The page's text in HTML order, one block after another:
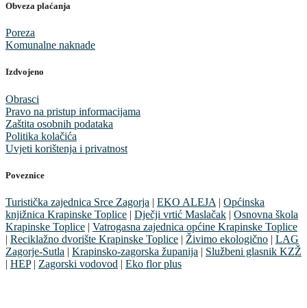
Obveza plaćanja
Poreza
Komunalne naknade
Izdvojeno
Obrasci
Pravo na pristup informacijama
Zaštita osobnih podataka
Politika kolačića
Uvjeti korištenja i privatnost
Poveznice
Turistička zajednica Srce Zagorja | EKO ALEJA | Općinska
knjižnica Krapinske Toplice | Dječji vrtić Maslačak | Osnovna škola
Krapinske Toplice | Vatrogasna zajednica općine Krapinske Toplice
| Reciklažno dvorište Krapinske Toplice | Živimo ekologično | LAG
Zagorje-Sutla | Krapinsko-zagorska županija | Službeni glasnik KZŽ
| HEP| Zagorski vodovod | Eko flor plus